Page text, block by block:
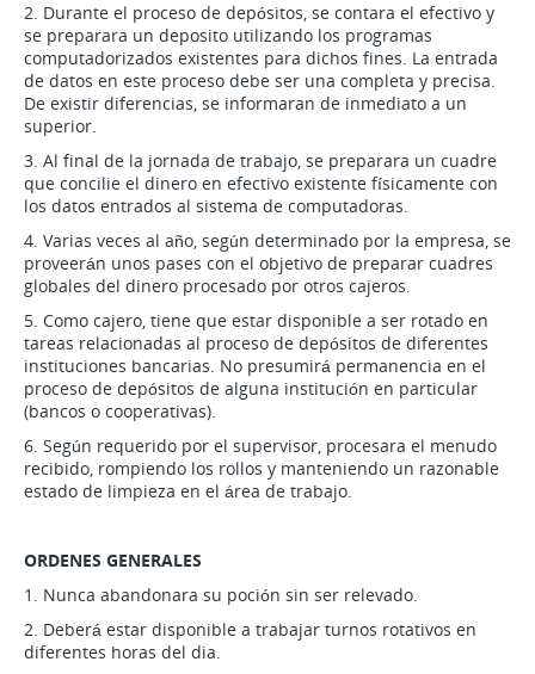
2. Durante el proceso de depósitos, se contara el efectivo y
se preparara un deposito utilizando los programas
computadorizados existentes para dichos fines. La entrada
de datos en este proceso debe ser una completa y precisa.
De existir diferencias, se informaran de inmediato a un
superior.
3. Al final de la jornada de trabajo, se preparara un cuadre
que concilie el dinero en efectivo existente físicamente con
los datos entrados al sistema de computadoras.
4. Varias veces al año, según determinado por la empresa, se
proveerán unos pases con el objetivo de preparar cuadres
globales del dinero procesado por otros cajeros.
5. Como cajero, tiene que estar disponible a ser rotado en
tareas relacionadas al proceso de depósitos de diferentes
instituciones bancarias. No presumirá permanencia en el
proceso de depósitos de alguna institución en particular
(bancos o cooperativas).
6. Según requerido por el supervisor, procesara el menudo
recibido, rompiendo los rollos y manteniendo un razonable
estado de limpieza en el área de trabajo.
ORDENES GENERALES
1. Nunca abandonara su poción sin ser relevado.
2. Deberá estar disponible a trabajar turnos rotativos en
diferentes horas del dia.